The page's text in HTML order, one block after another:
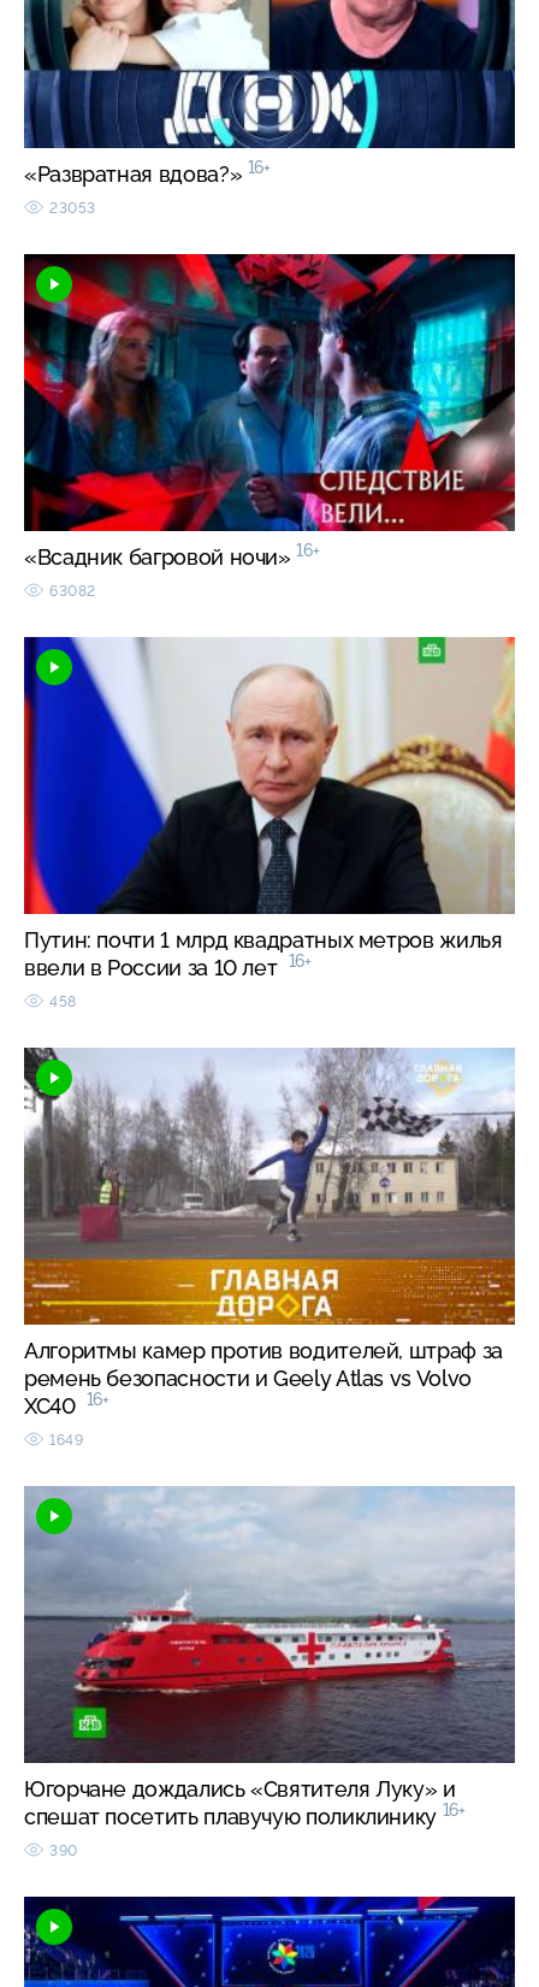
«Развратная вдова?» 16+
23053
«Всадник багровой ночи» 16+
63082
Путин: почти 1 млрд квадратных метров жилья
ввели в России за 10 лет 16+
458
Алгоритмы камер против водителей, штраф за
ремень безопасности и Geely Atlas vs Volvo
XC40 16+
1649
Югорчане дождались «Святителя Луку» и
спешат посетить плавучую поликлинику 16+
390